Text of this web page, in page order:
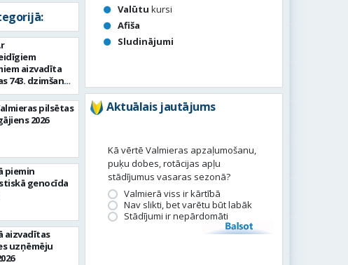
aizvadīta
743. dzimšanas
pilsētas
2026
piemin
genocīda
aizvadītas
uzņēmēju
Valūtu kursi
Afiša
Sludinājumi
Aktuālais jautājums
Kā vērtē Valmieras apzaļumošanu,
puķu dobes, rotācijas apļu
stādījumus vasaras sezonā?
Valmierā viss ir kārtībā
Nav slikti, bet varētu būt labāk
Stādījumi ir nepārdomāti
Balsot